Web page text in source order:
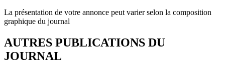
La présentation de votre annonce peut varier selon la composition
graphique du journal
AUTRES PUBLICATIONS DU
JOURNAL